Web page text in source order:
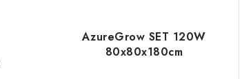
d
u
AzureGrow SET 120W
80x80x180cm